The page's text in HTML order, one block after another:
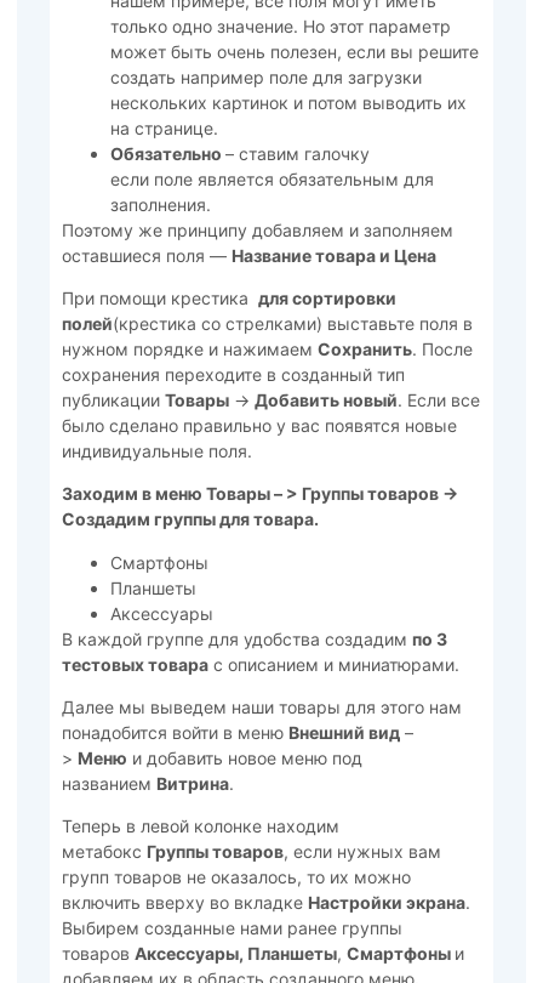
только одно значение. Но этот параметр
может быть очень полезен, если вы решите
создать например поле для загрузки
нескольких картинок и потом выводить их
на странице.
Обязательно – ставим галочку
если поле является обязательным для
заполнения.
Поэтому же принципу добавляем и заполняем
оставшиеся поля — Название товара и Цена
При помощи крестика для сортировки
полей(крестика со стрелками) выставьте поля в
нужном порядке и нажимаем Сохранить. После
сохранения переходите в созданный тип
публикации Товары-> Добавить новый. Если все
было сделано правильно у вас появятся новые
индивидуальные поля.
Заходим в меню Товары – > Группы товаров ->
Создадим группы для товара.
Смартфоны
Планшеты
Аксессуары
В каждой группе для удобства создадим по 3
тестовых товарас описанием и миниатюрами.
Далее мы выведем наши товары для этого нам
понадобится войти в меню Внешний вид–
> Меню и добавить новое меню под
названием Витрина.
Теперь в левой колонке находим
метабокс Группы товаров, если нужных вам
групп товаров не оказалось, то их можно
включить вверху во вкладке Настройки экрана.
Выбирем созданные нами ранее группы
товаров Аксессуары, Планшеты, Смартфоны и